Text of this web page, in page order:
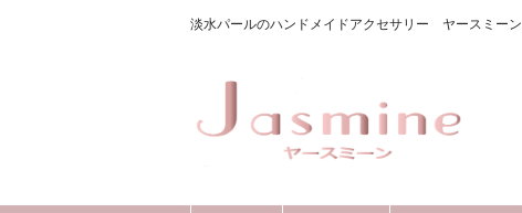
淡水パールのハンドメイドアクセサリー ヤースミーン